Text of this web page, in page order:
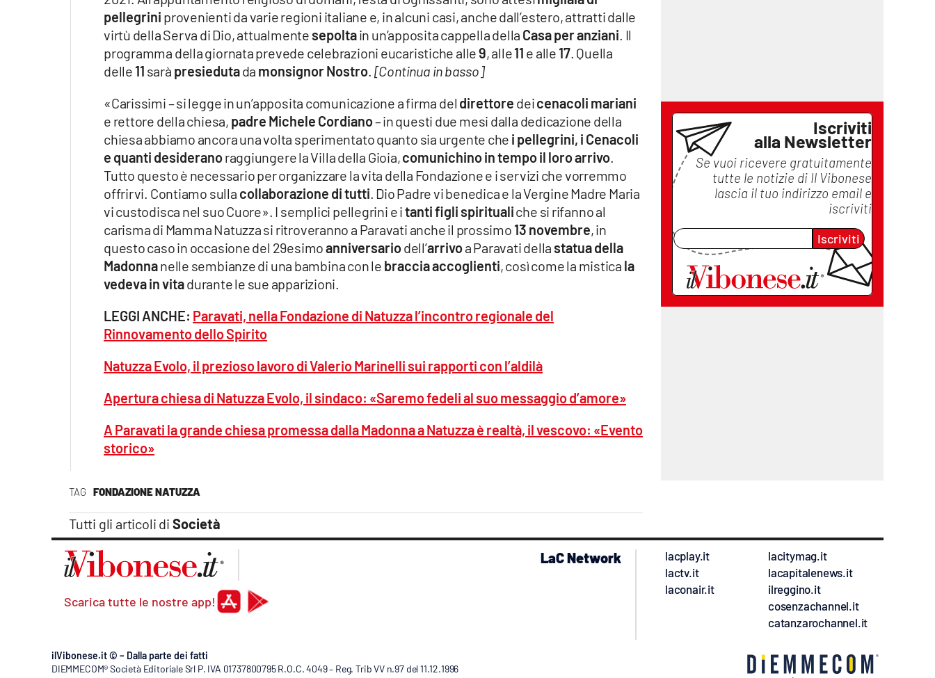
TAG FONDAZIONE NATUZZA
Tutti gli articoli di Società
pellegrini provenienti da varie regioni italiane e, in alcuni casi, anche dall’estero, attratti dalle
virtù della Serva di Dio, attualmente sepoltain un’apposita cappella della Casa per anziani . Il
programma della giornata prevede celebrazioni eucaristiche alle9, alle11 e alle 17. Quella
delle 11 sarà presiedutada monsignor Nostro [Continua in basso]
«Carissimi – si legge in un’apposita comunicazione a firma del direttore deicenacoli mariani
e rettore della chiesa, padre Michele Cordiano– in questi due mesi dalla dedicazione della
chiesa abbiamo ancora una volta sperimentato quanto sia urgente che i pellegrini, i Cenacoli
e quanti desideranoraggiungere la Villa della Gioia,comunichino in tempo il loro arrivo
Tutto questo è necessario per organizzare la vita della Fondazione e i servizi che vorremmo
offrirvi. Contiamo sulla collaborazione di tutti . Dio Padre vi benedica e la Vergine Madre Maria
vi custodisca nel suo Cuore». I semplici pellegrini e itanti figli spiritualiche si rifanno al
carisma di Mamma Natuzza si ritroveranno a Paravati anche il prossimo 13 novembre, in
questo caso in occasione del 29esimoanniversariodell’arrivoa Paravati della statua della
Madonnanelle sembianze di una bambina con le braccia accoglienti, così come la mistica la
vedeva in vitadurante le sue apparizioni.
LEGGI ANCHE: Paravati, nella Fondazione di Natuzza l’incontro regionale del
Rinnovamento dello Spirito
Natuzza Evolo, il prezioso lavoro di Valerio Marinelli sui rapporti con l’aldilà
Apertura chiesa di Natuzza Evolo, il sindaco: «Saremo fedeli al suo messaggio d’amore»
A Paravati la grande chiesa promessa dalla Madonna a Natuzza è realtà, il vescovo: «Evento
storico»
Iscriviti
alla Newsletter
Se vuoi ricevere gratuitamente
tutte le notizie di Il Vibonese
lascia il tuo indirizzo email e
iscriviti
Iscriviti
Scarica tutte le nostre app!
LaC Network
lacplay.it
lactv.it
laconair.it
lacitymag.it
lacapitalenews.it
ilreggino.it
cosenzachannel.it
catanzarochannel.it
ilVibonese.it © – Dalla parte dei fatti
DIEMMECOM® Società Editoriale Srl P. IVA 01737800795 R.O.C. 4049 – Reg. Trib VV n.97 del 11.12.1996